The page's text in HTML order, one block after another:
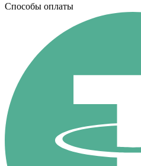
Способы оплаты